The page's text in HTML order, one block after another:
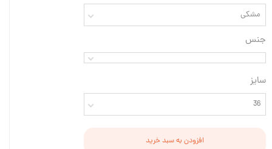
مشکی
جنس
سایز
36
افزودن به سبد خرید